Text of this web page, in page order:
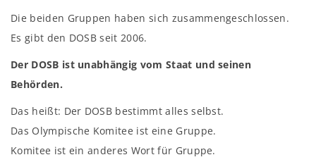
Die beiden Gruppen haben sich zusammengeschlossen.
Es gibt den DOSB seit 2006.
Der DOSB ist unabhängig vom Staat und seinen
Behörden.
Das heißt: Der DOSB bestimmt alles selbst.
Das Olympische Komitee ist eine Gruppe.
Komitee ist ein anderes Wort für Gruppe.